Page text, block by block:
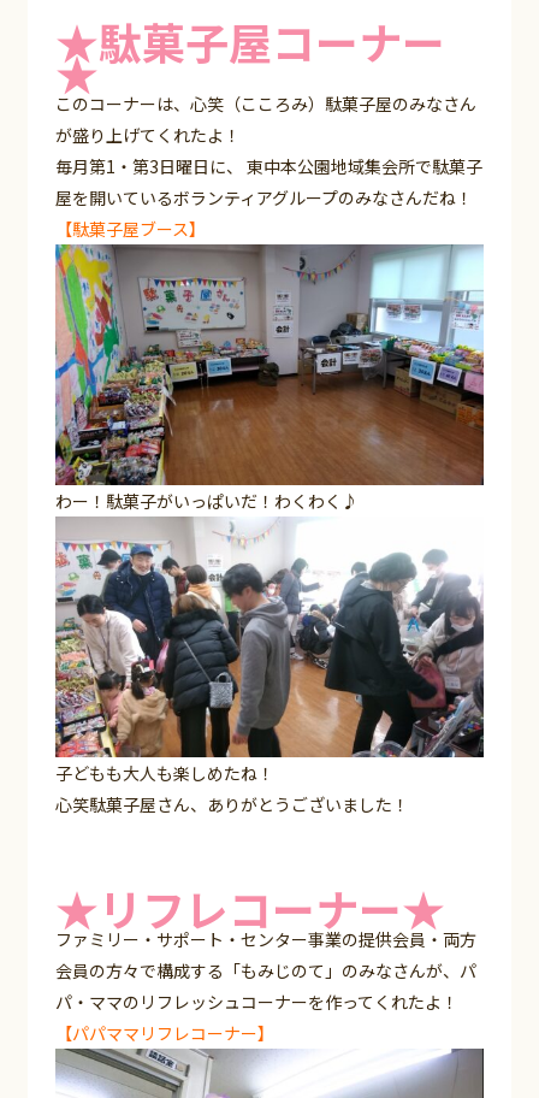
★駄菓子屋コーナー
★
このコーナーは、心笑（こころみ）駄菓子屋のみなさん
が盛り上げてくれたよ！
毎月第1・第3日曜日に、 東中本公園地域集会所で駄菓子
屋を開いているボランティアグループのみなさんだね！
【駄菓子屋ブース】
わー！駄菓子がいっぱいだ！わくわく♪
子どもも大人も楽しめたね！
心笑駄菓子屋さん、ありがとうございました！
★リフレコーナー★
ファミリー・サポート・センター事業の提供会員・両方
会員の方々で構成する「もみじのて」のみなさんが、パ
パ・ママのリフレッシュコーナーを作ってくれたよ！
【パパママリフレコーナー】